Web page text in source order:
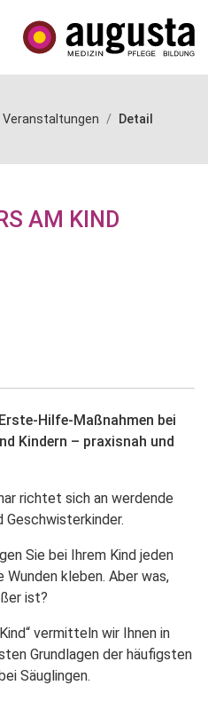
Veranstaltungen Detail
AM KIND
Hilfe-Maßnahmen bei
Kindern – praxisnah und
richtet sich an werdende
Geschwisterkinder.
Sie bei Ihrem Kind jeden
kleben. Aber was,
ist?
vermitteln wir Ihnen in
Grundlagen der häufigsten
Säuglingen.